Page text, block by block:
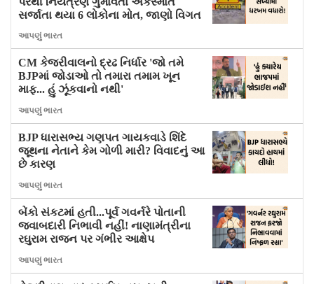
સર્જાતા થયા 6 લોકોના મોત, જાણો વિગત
આપણું ભારત
CM કેજરીવાલનો દ્રઢ નિર્ધાર 'જો તમે
BJPમાં જોડાઓ તો તમારા તમામ ખૂન
માફ... હું ઝૂંકવાનો નથી'
આપણું ભારત
BJP ધારાસભ્ય ગણપત ગાયકવાડે શિંદે
જૂથના નેતાને કેમ ગોળી મારી? વિવાદનું આ
છે કારણ
આપણું ભારત
બેંકો સંકટમાં હતી...પૂર્વ ગવર્નરે પોતાની
જવાબદારી નિભાવી નહીં! નાણામંત્રીના
રઘુરામ રાજન પર ગંભીર આક્ષેપ
આપણું ભારત